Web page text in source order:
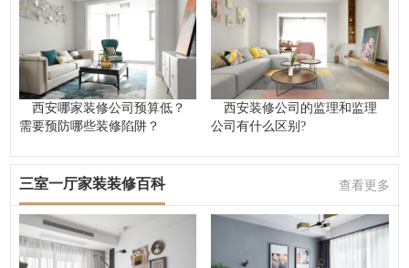
西安哪家装修公司预算低？
需要预防哪些装修陷阱？
西安装修公司的监理和监理
公司有什么区别?
三室一厅家装装修百科 查看更多